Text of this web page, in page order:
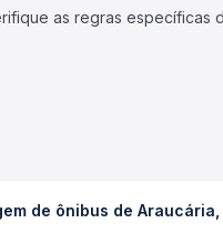
as regras específicas
de ônibus de